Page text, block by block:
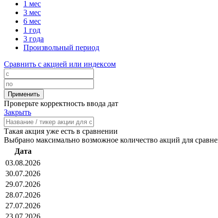
1 мес
3 мес
6 мес
1 год
3 года
Произвольный период
Сравнить с акцией или индексом
Проверьте корректность ввода дат
Закрыть
Такая акция уже есть в сравнении
Выбрано максимально возможное количество акций для
Дата
03.08.2026
30.07.2026
29.07.2026
28.07.2026
27.07.2026